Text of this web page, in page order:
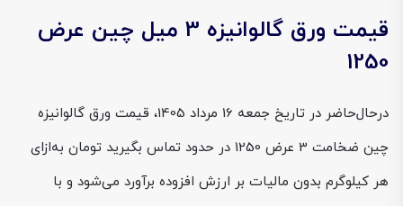
قیمت ورق گالوانیزه 3 میل چین عرض
1250
درحال‌حاضر در تاریخ جمعه 16 مرداد 1405، قیمت ورق گالوانیزه
چین ضخامت 3 عرض 1250 در حدود تماس بگیرید تومان به‌ازای
هر کیلوگرم بدون مالیات بر ارزش افزوده برآورد می‌شود و با